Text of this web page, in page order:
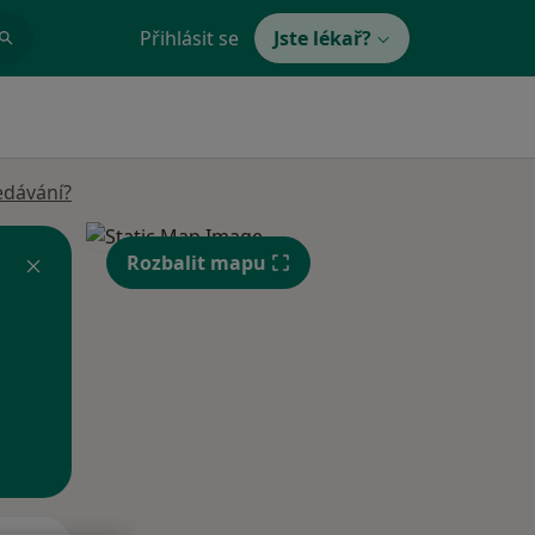
Přihlásit se Jste lékař?
Rozbalit mapu